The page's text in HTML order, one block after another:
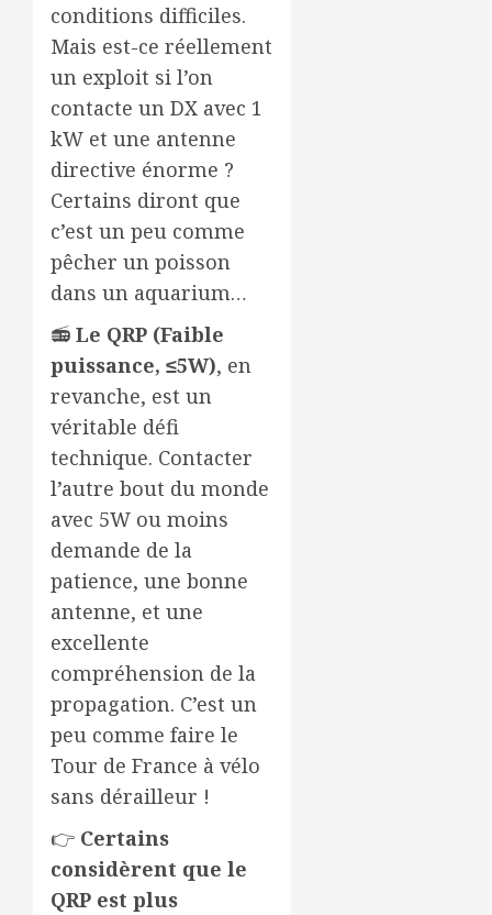
conditions difficiles.
Mais est-ce réellement
un exploit si l’on
contacte un DX avec 1
kW et une antenne
directive énorme ?
Certains diront que
c’est un peu comme
pêcher un poisson
dans un aquarium…
📻 Le QRP (Faible
puissance, ≤5W), en
revanche, est un
véritable défi
technique. Contacter
l’autre bout du monde
avec 5W ou moins
demande de la
patience, une bonne
antenne, et une
excellente
compréhension de la
propagation. C’est un
peu comme faire le
Tour de France à vélo
sans dérailleur !
👉 Certains
considèrent que le
QRP est plus